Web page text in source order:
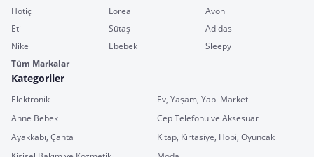
Hotiç
Loreal
Avon
Eti
Sütaş
Adidas
Nike
Ebebek
Sleepy
Tüm Markalar
Kategoriler
Elektronik
Ev, Yaşam, Yapı Market
Anne Bebek
Cep Telefonu ve Aksesuar
Ayakkabı, Çanta
Kitap, Kırtasiye, Hobi, Oyuncak